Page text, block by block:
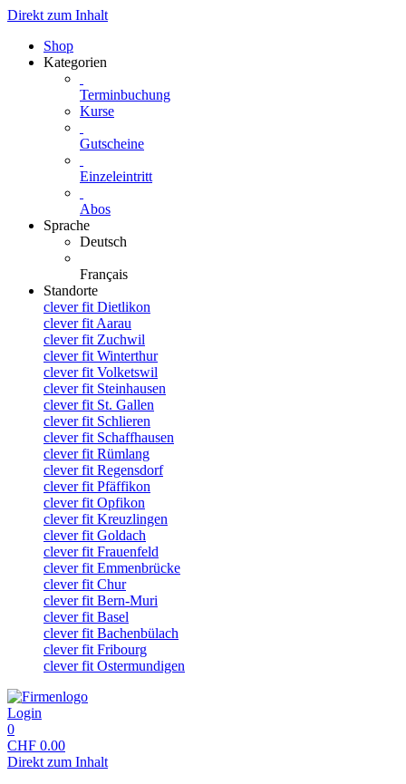
Direkt zum Inhalt
Shop
Kategorien
Terminbuchung
Kurse
Gutscheine
Einzeleintritt
Abos
Sprache
Deutsch
Français
Standorte
clever fit Dietlikon
clever fit Aarau
clever fit Zuchwil
clever fit Winterthur
clever fit Volketswil
clever fit Steinhausen
clever fit St. Gallen
clever fit Schlieren
clever fit Schaffhausen
clever fit Rümlang
clever fit Regensdorf
clever fit Pfäffikon
clever fit Opfikon
clever fit Kreuzlingen
clever fit Goldach
clever fit Frauenfeld
clever fit Emmenbrücke
clever fit Chur
clever fit Bern-Muri
clever fit Basel
clever fit Bachenbülach
clever fit Fribourg
clever fit Ostermundigen
Login
0
CHF 0.00
Direkt zum Inhalt